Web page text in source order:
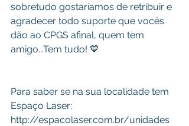
sobretudo gostaríamos de retribuir e
agradecer todo suporte que vocês
dão ao CPGS afinal, quem tem
amigo...Tem tudo! 💙
Para saber se na sua localidade tem
Espaço Laser:
http://espacolaser.com.br/unidades